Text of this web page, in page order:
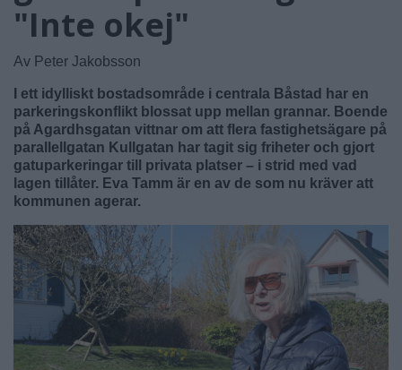
"Inte okej"
Av Peter Jakobsson
I ett idylliskt bostadsområde i centrala Båstad har en
parkeringskonflikt blossat upp mellan grannar. Boende
på Agardhsgatan vittnar om att flera fastighetsägare på
parallellgatan Kullgatan har tagit sig friheter och gjort
gatuparkeringar till privata platser – i strid med vad
lagen tillåter. Eva Tamm är en av de som nu kräver att
kommunen agerar.